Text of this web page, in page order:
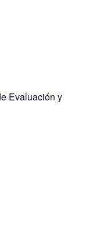
Evaluación y